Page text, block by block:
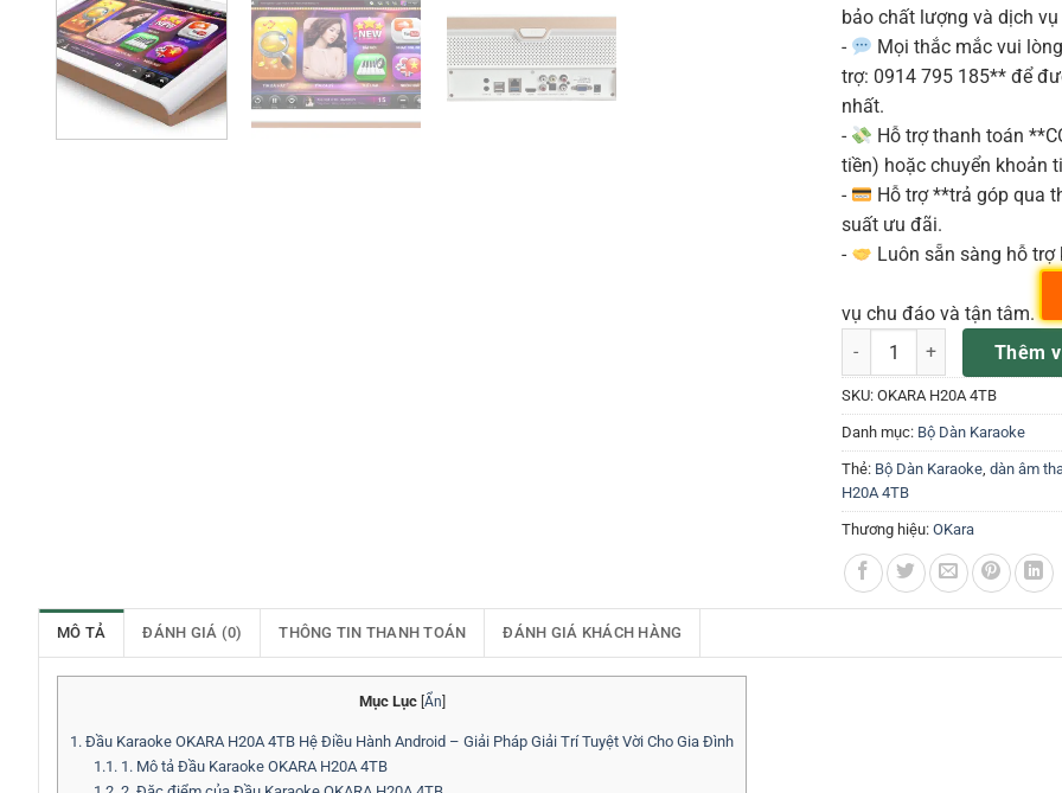
bảo chất lượng và dịch
-
Mọi thắc mắc vui
trợ: 0914 795 185** để
nhất.
-
Hỗ trợ thanh toán
tiền) hoặc chuyển khoản
-
Hỗ trợ **trả góp qua
suất ưu đãi.
-
Luôn sẵn sàng hỗ
vụ chu đáo và tận tâm.
H20A Đầu karaoke 4TBThêm
SKU: OKARA H20A 4TB
Danh mục: Bộ Dàn Karaoke
Thẻ: Bộ Dàn Karaoke, dàn âm
H20A 4TB
Thương hiệu: OKara
MÔ TẢ ĐÁNH GIÁ (0) THÔNG TIN THANH TOÁN ĐÁNH GIÁ KHÁCH HÀNG
Mục Lục Ẩn
1. Đầu Karaoke OKARA H20A 4TB Hệ Điều Hành Android – Giải Pháp Giải Trí Tuyệt Vời Cho Gia Đình
1.1.1. Mô tả Đầu Karaoke OKARA H20A 4TB